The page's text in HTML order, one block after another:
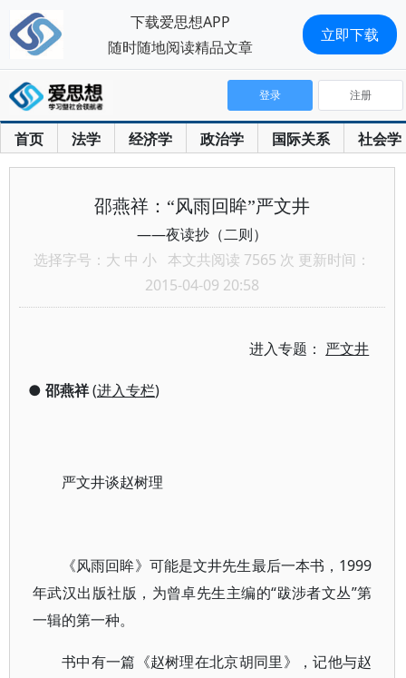
首页 法学 经济学 政治学 国际关系 社会学
登录 注册
邵燕祥：“风雨回眸”严文井
——夜读抄（二则）
选择字号： 大 中 小 本文共阅读 7565 次 更新时间：
2015-04-09 20:58
进入专题： 严文井
● 邵燕祥(进入专栏)
严文井谈赵树理
《风雨回眸》可能是文井先生最后一本书，1999
年武汉出版社版，为曾卓先生主编的“跋涉者文丛”第
一辑的第一种。
书中有一篇《赵树理在北京胡同里》，记他与赵
下载爱思想APP
随时随地阅读精品文章
立即下载